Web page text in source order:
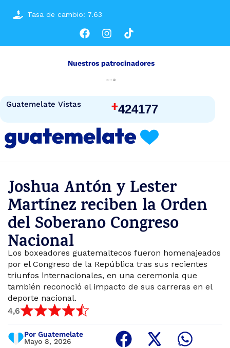
Tasa de cambio: 7.63
Guatemelate Vistas +424177
Nuestros patrocinadores
Joshua Antón y Lester
Martínez reciben la Orden
del Soberano Congreso
Nacional
Los boxeadores guatemaltecos fueron homenajeados
por el Congreso de la República tras sus recientes
triunfos internacionales, en una ceremonia que
también reconoció el impacto de sus carreras en el
deporte nacional.
4,6
Por Guatemelate
Mayo 8, 2026